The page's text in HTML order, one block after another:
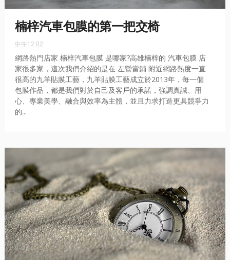
楠梓汽車包膜的第一把交椅
中午12:02
網路熱門店家 楠梓汽車包膜 是哪家?高雄楠梓的 汽車包膜 店
家很多家，這次我們介紹的是在 左營當鋪 附近網路熱度一直
很高的九羊貼膜工藝，九羊貼膜工藝成立於2013年，每一個
包膜作品，都是我們對於自己及客戶的承諾，強調真誠、用
心、專業美學、融合與效率為主體，並且力求打造更具競爭力
的...